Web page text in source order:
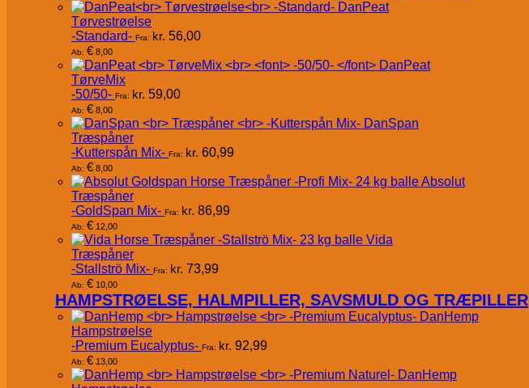
DanPeat
Tørvestrøelse
-Standard- Fra: kr. 56,00
Ab: € 8,00
DanPeat
TørveMix
-50/50- Fra: kr. 59,00
Ab: € 8,00
DanSpan
Træspåner
-Kutterspån Mix- Fra: kr. 60,99
Ab: € 8,00
Absolut
Træspåner
-GoldSpan Mix- Fra: kr. 86,99
Ab: € 12,00
Vida
Træspåner
-Stallströ Mix- Fra: kr. 73,99
Ab: € 10,00
HAMPSTRØELSE, HALMPILLER, SAVSMULD OG TRÆPILLER
DanHemp
Hampstrøelse
-Premium Eucalyptus- Fra: kr. 92,99
Ab: € 13,00
DanHemp